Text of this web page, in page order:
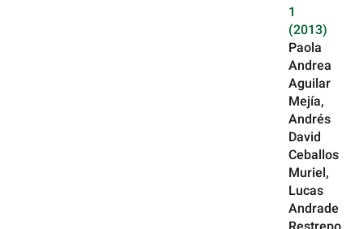
1
(2013)
Paola
Andrea
Aguilar
Mejía,
Andrés
David
Ceballos
Muriel,
Lucas
Andrade